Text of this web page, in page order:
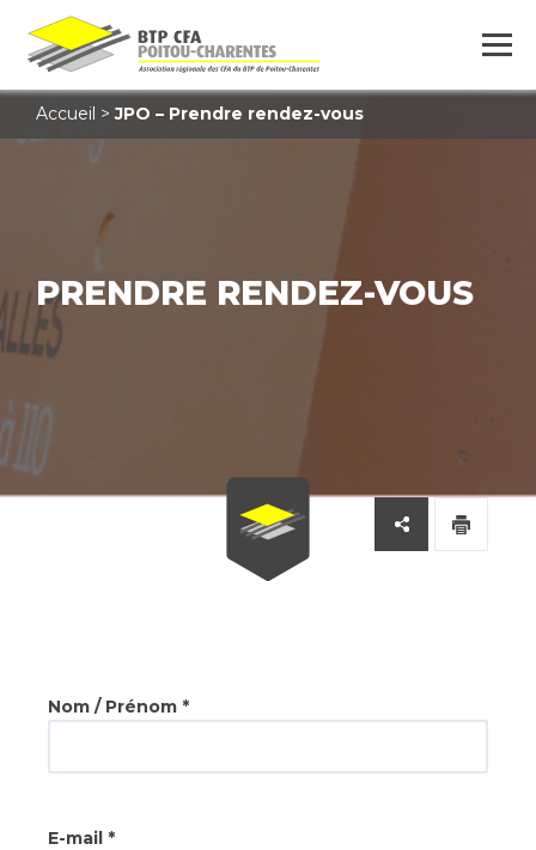
PRENDRE RENDEZ-VOUS
Accueil >JPO – Prendre rendez-vous
Nom / Prénom *
E-mail *